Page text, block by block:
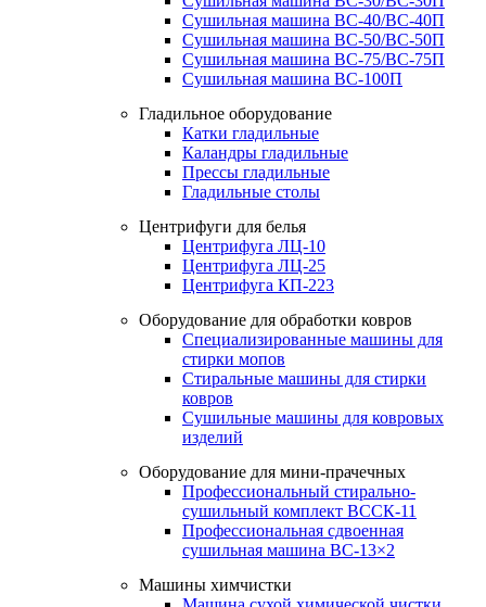
Сушильная машина ВС-40/ВС-40П
Сушильная машина ВС-50/ВС-50П
Сушильная машина ВС-75/ВС-75П
Сушильная машина ВС-100П
Гладильное оборудование
Катки гладильные
Каландры гладильные
Прессы гладильные
Гладильные столы
Центрифуги для белья
Центрифуга ЛЦ-10
Центрифуга ЛЦ-25
Центрифуга КП-223
Оборудование для обработки ковров
Специализированные машины для
стирки мопов
Стиральные машины для стирки
ковров
Сушильные машины для ковровых
изделий
Оборудование для мини-прачечных
Профессиональный стирально-
сушильный комплект ВССК-11
Профессиональная сдвоенная
сушильная машина ВС-13×2
Машины химчистки